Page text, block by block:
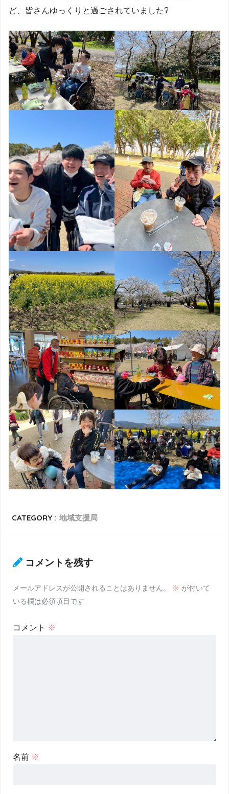
ど、皆さんゆっくりと過ごされていました?
CATEGORY : 地域支援局
コメントを残す
メールアドレスが公開されることはありません。 ※ が付いて
いる欄は必須項目です
コメント ※
名前 ※